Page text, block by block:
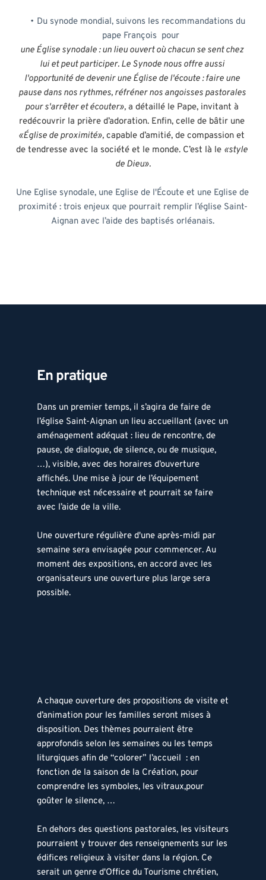
Du synode mondial, suivons les recommandations du
pape François  pour
une Église synodale : un lieu ouvert où chacun se sent chez
lui et peut participer. Le Synode nous offre aussi
l'opportunité de devenir une Église de l'écoute : faire une
pause dans nos rythmes, réfréner nos angoisses pastorales
pour s'arrêter et écouter», a détaillé le Pape, invitant à
redécouvrir la prière d’adoration. Enfin, celle de bâtir une
«Église de proximité», capable d’amitié, de compassion et
de tendresse avec la société et le monde. C’est là le «style
de Dieu».
Une Eglise synodale, une Eglise de l'Écoute et une Eglise de
proximité : trois enjeux que pourrait remplir l’église Saint-
Aignan avec l’aide des baptisés orléanais.
En pratique
Dans un premier temps, il s’agira de faire de
l’église Saint-Aignan un lieu accueillant (avec un
aménagement adéquat : lieu de rencontre, de
pause, de dialogue, de silence, ou de musique,
…), visible, avec des horaires d’ouverture
affichés. Une mise à jour de l’équipement
technique est nécessaire et pourrait se faire
avec l’aide de la ville.
Une ouverture régulière d'une après-midi par
semaine sera envisagée pour commencer. Au
moment des expositions, en accord avec les
organisateurs une ouverture plus large sera
possible.
A chaque ouverture des propositions de visite et
d’animation pour les familles seront mises à
disposition. Des thèmes pourraient être
approfondis selon les semaines ou les temps
liturgiques afin de “colorer” l’accueil  : en
fonction de la saison de la Création, pour
comprendre les symboles, les vitraux,pour
goûter le silence, …
En dehors des questions pastorales, les visiteurs
pourraient y trouver des renseignements sur les
édifices religieux à visiter dans la région. Ce
serait un genre d'Office du Tourisme chrétien,